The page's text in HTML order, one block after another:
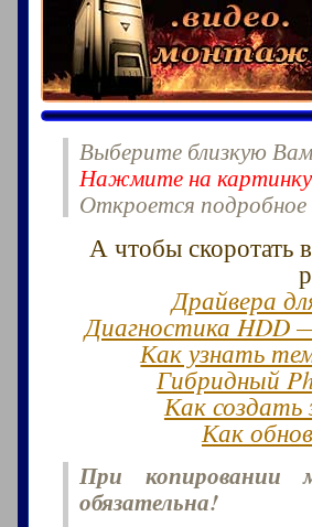
Выберите близкую
Нажмите на картинку
Откроется
А чтобы скоротать
Драйвера
Диагностика HDD
Как узнать
Гибридный
Как создать
Как
При копировании
обязательна!